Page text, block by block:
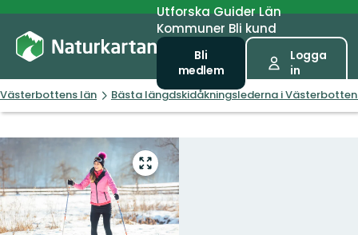
UtforskaGuiderLän
Kommuner Bli kund
Bli
medlem
Logga
in
Västerbottens län Bästa längdskidåkningslederna i
Gå
till
helskärmsläge